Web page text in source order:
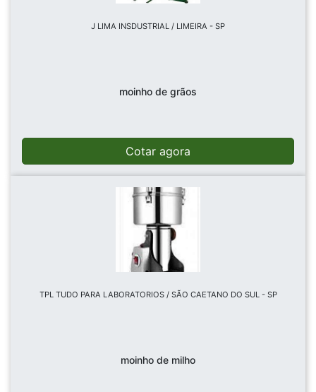
J LIMA INSDUSTRIAL / LIMEIRA - SP
moinho de grãos
Cotar agora
TPL TUDO PARA LABORATORIOS / SÃO CAETANO DO SUL - SP
moinho de milho